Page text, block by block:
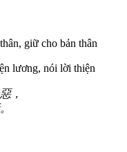
giữ cho bản thân
lương, nói lời thiện
，